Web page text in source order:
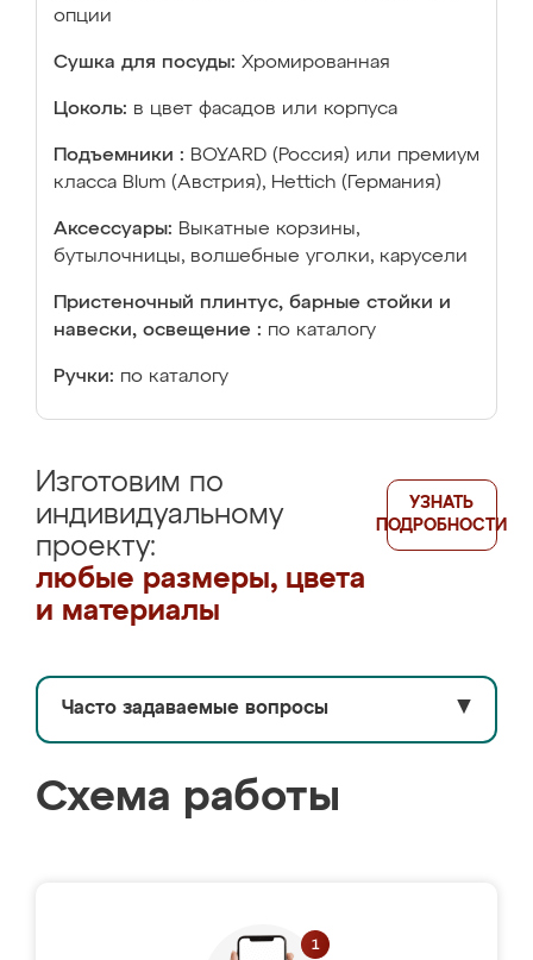
опции
Сушка для посуды: Хромированная
Цоколь: в цвет фасадов или корпуса
Подъемники : BOYARD (Россия) или премиум
класса Blum (Австрия), Hettich (Германия)
Аксессуары: Выкатные корзины,
бутылочницы, волшебные уголки, карусели
Пристеночный плинтус, барные стойки и
навески, освещение : по каталогу
Ручки: по каталогу
Изготовим по
индивидуальному
проекту:
любые размеры, цвета
и материалы
УЗНАТЬ
ПОДРОБНОСТИ
Часто задаваемые вопросы ▼
Схема работы